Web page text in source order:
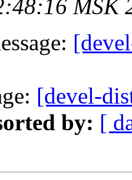
MSK
[devel-
by: [